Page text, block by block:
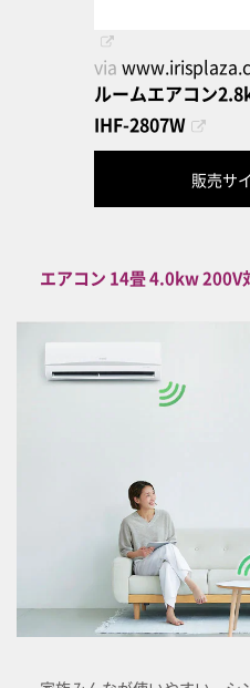
via
ルームエアコン
IHF-2807W
販売サ
エアコン 14畳 4.0kw 200V